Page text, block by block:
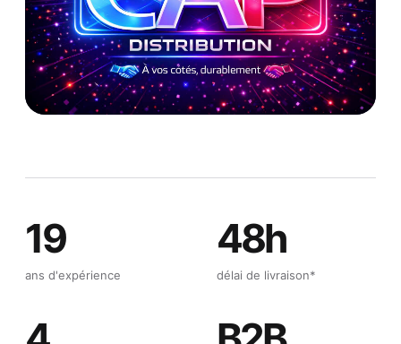
19
ans d'expérience
48h
délai de livraison*